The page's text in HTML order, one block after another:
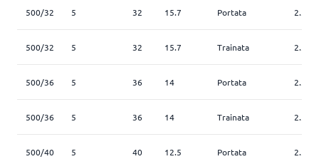
500/32 5 32 15.7 Portata 2.5
500/32 5 32 15.7 Trainata 2.5
500/36 5 36 14 Portata 2.5
500/36 5 36 14 Trainata 2.5
500/40 5 40 12.5 Portata 2.5